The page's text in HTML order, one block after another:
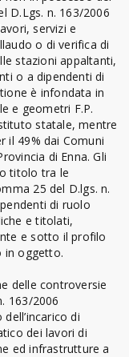
D.Lgs. n. 163/2006
servizi e
o di verifica di
stazioni appaltanti,
o a dipendenti di
è infondata in
e geometri F.P.
statale, mentre
il 49% dai Comuni
di Enna. Gli
titolo tra le
25 del D.lgs. n.
di ruolo
e titolati,
e sotto il profilo
in oggetto.
delle controversie
163/2006
di
dei lavori di
ed infrastrutture a